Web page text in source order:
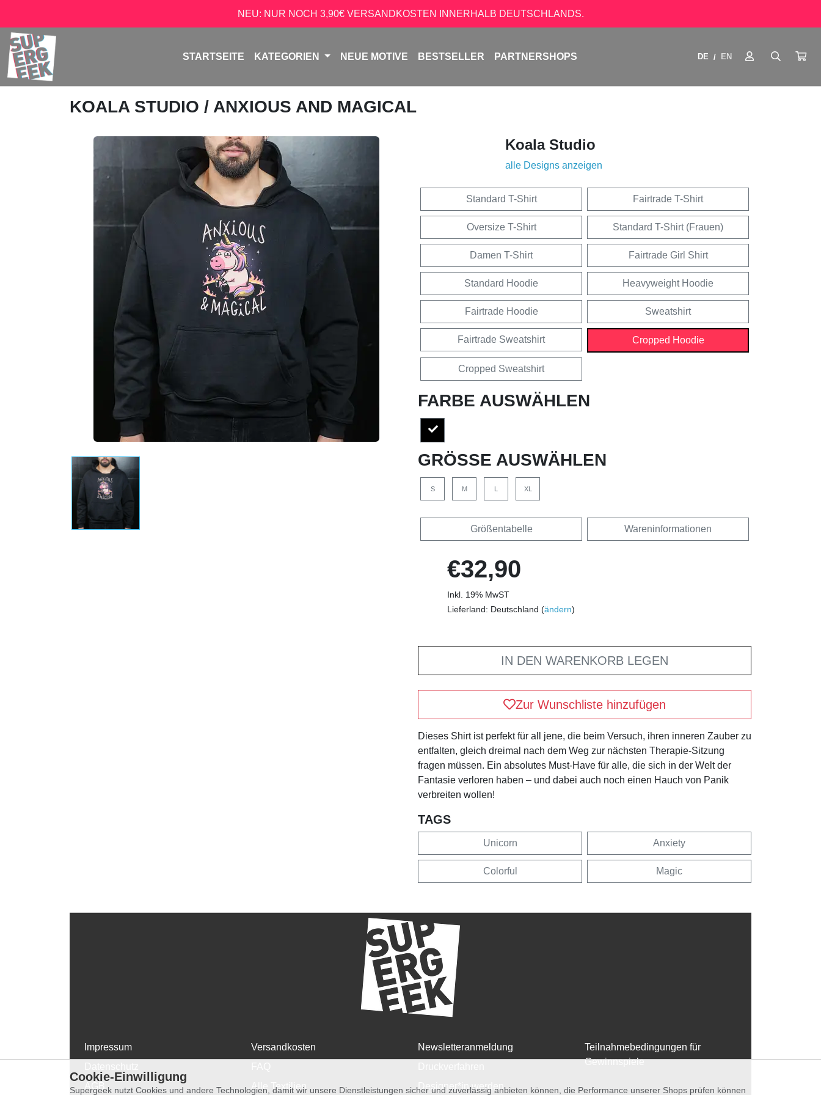
NEU: NUR NOCH 3,90€ VERSANDKOSTEN INNERHALB DEUTSCHLANDS.
STARTSEITE KATEGORIEN NEUE MOTIVE BESTSELLER PARTNERSHOPS DE / EN
KOALA STUDIO / ANXIOUS AND MAGICAL
Koala Studio
alle Designs anzeigen
Standard T-Shirt Fairtrade T-Shirt
Oversize T-Shirt Standard T-Shirt (Frauen)
Damen T-Shirt Fairtrade Girl Shirt
Standard Hoodie Heavyweight Hoodie
Fairtrade Hoodie Sweatshirt
Fairtrade Sweatshirt Cropped Hoodie
Cropped Sweatshirt
FARBE AUSWÄHLEN
GRÖSSE AUSWÄHLEN
S M L XL
Größentabelle Wareninformationen
€32,90
Inkl. 19% MwST
Lieferland: Deutschland (ändern)
IN DEN WARENKORB LEGEN
Zur Wunschliste hinzufügen
Dieses Shirt ist perfekt für all jene, die beim Versuch, ihren inneren Zauber zu
entfalten, gleich dreimal nach dem Weg zur nächsten Therapie-Sitzung
fragen müssen. Ein absolutes Must-Have für alle, die sich in der Welt der
Fantasie verloren haben – und dabei auch noch einen Hauch von Panik
verbreiten wollen!
TAGS
Unicorn Anxiety
Colorful Magic
Impressum
Versandkosten
Alle Textilien
Newsletteranmeldung
Designer*in werden
Teilnahmebedingungen für
Gewinnspiele
Cookie-Einwilligung
Supergeek nutzt Cookies und andere Technologien, damit wir unsere Dienstleistungen sicher und zuverlässig anbieten können, die Performance unserer Shops prüfen können